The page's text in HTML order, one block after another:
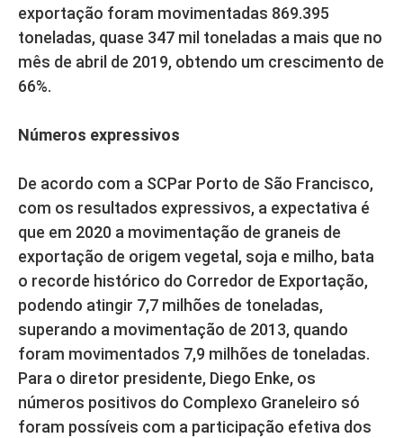
exportação foram movimentadas 869.395
toneladas, quase 347 mil toneladas a mais que no
mês de abril de 2019, obtendo um crescimento de
66%.
Números expressivos
De acordo com a SCPar Porto de São Francisco,
com os resultados expressivos, a expectativa é
que em 2020 a movimentação de graneis de
exportação de origem vegetal, soja e milho, bata
o recorde histórico do Corredor de Exportação,
podendo atingir 7,7 milhões de toneladas,
superando a movimentação de 2013, quando
foram movimentados 7,9 milhões de toneladas.
Para o diretor presidente, Diego Enke, os
números positivos do Complexo Graneleiro só
foram possíveis com a participação efetiva dos